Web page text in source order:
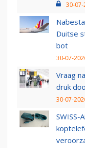
30-
Duitse
bot
30-07-
Vraag
druk
30-07-
SWISS-